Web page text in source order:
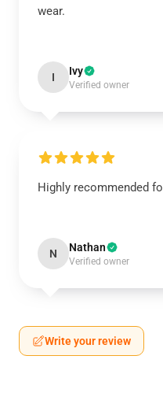
wear.
I Ivy
Verified owner
Highly recommended
N Nathan
Verified owner
Write your review